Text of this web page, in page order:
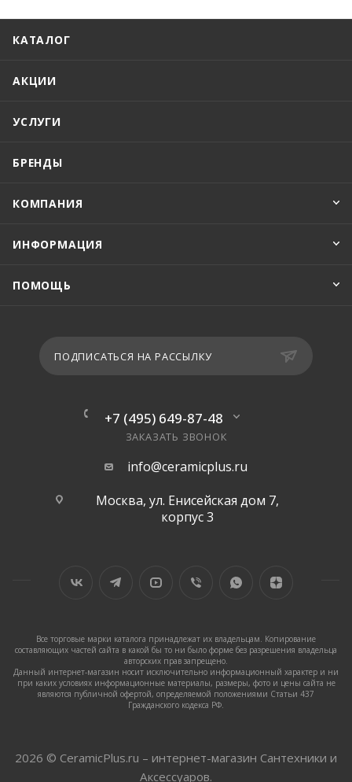
КАТАЛОГ
АКЦИИ
УСЛУГИ
БРЕНДЫ
КОМПАНИЯ
ИНФОРМАЦИЯ
ПОМОЩЬ
ПОДПИСАТЬСЯ НА РАССЫЛКУ
+7 (495) 649-87-48
ЗАКАЗАТЬ ЗВОНОК
info@ceramicplus.ru
Москва, ул. Енисейская дом 7,
корпус 3
Все торговые марки каталога принадлежат их владельцам. Копирование
составляющих частей сайта в какой бы то ни было форме без разрешения владельца
авторских прав запрещено.
Данный интернет-магазин носит исключительно информационный характер и ни
при каких условиях информационные материалы, размеры, фото и цены сайта не
являются публичной офертой, определяемой положениями Статьи 437
Гражданского кодекса РФ.
2026 © CeramicPlus.ru – интернет-магазин Сантехники и
Аксессуаров.